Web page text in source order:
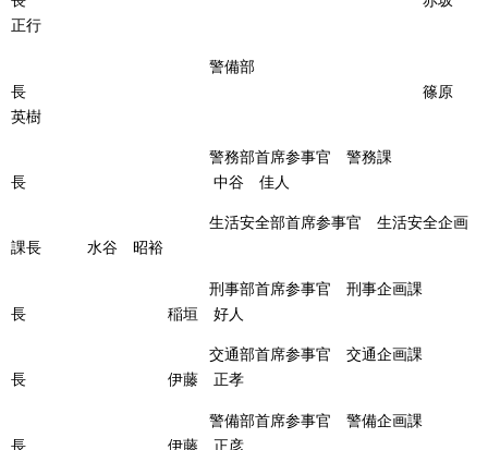
正行
警備部
長 篠原
英樹
警務部首席参事官 警務課
長 中谷 佳人
生活安全部首席参事官 生活安全企画
課長 水谷 昭裕
刑事部首席参事官 刑事企画課
長 稲垣 好人
交通部首席参事官 交通企画課
長 伊藤 正孝
警備部首席参事官 警備企画課
長 伊藤 正彦